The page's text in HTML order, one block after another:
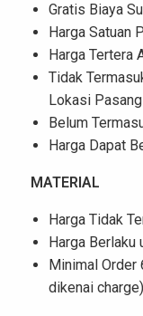
Gratis Biaya
Harga Satuan
Harga Tertera
Tidak
Lokasi Pasang
Belum
Harga Dapat
MATERIAL
Harga Tidak
Harga Berlaku
Minimal Order
dikenai charge)